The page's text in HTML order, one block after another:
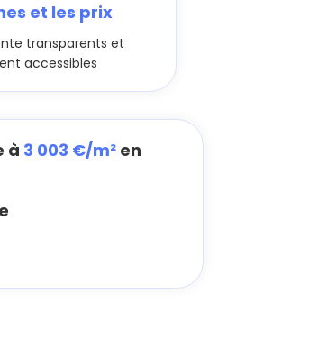
et les prix
transparents et
accessibles
à 3 003 €/m² en